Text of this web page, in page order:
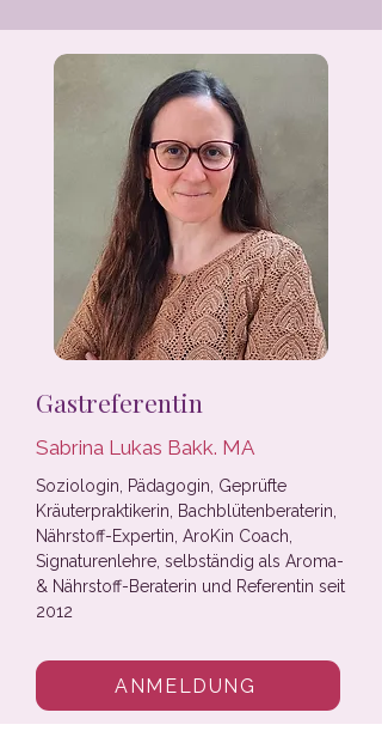
Gastreferentin
Sabrina Lukas Bakk. MA
Soziologin, Pädagogin, Geprüfte
Kräuterpraktikerin, Bachblütenberaterin,
Nährstoff-Expertin, AroKin Coach,
Signaturenlehre, selbständig als Aroma-
& Nährstoff-Beraterin und Referentin seit
2012
ANMELDUNG